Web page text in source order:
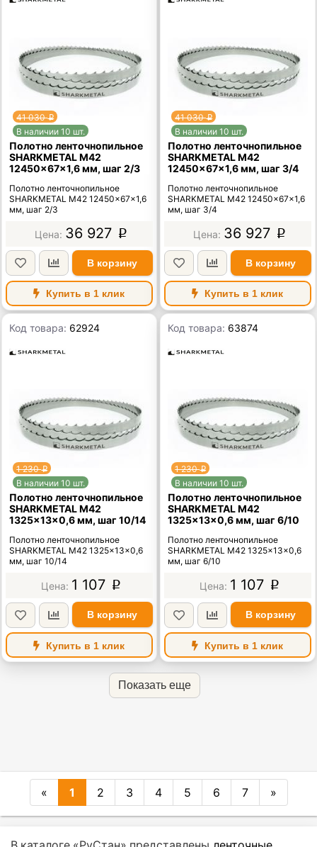
41 030p
В наличии 10 шт.
Полотно ленточнопильное
SHARKMETAL M42
12450×67×1,6 мм, шаг 2/3
Полотно ленточнопильное
SHARKMETAL M42 12450×67×1,6
мм, шаг 2/3
36 927 p
В корзину
Купить в 1 клик
41 030p
В наличии 10 шт.
Полотно ленточнопильное
SHARKMETAL M42
12450×67×1,6 мм, шаг 3/4
Полотно ленточнопильное
SHARKMETAL M42 12450×67×1,6
мм, шаг 3/4
36 927 p
В корзину
Купить в 1 клик
Код товара: 62924
1 230p
В наличии 10 шт.
Полотно ленточнопильное
SHARKMETAL M42
1325×13×0,6 мм, шаг 10/14
Полотно ленточнопильное
SHARKMETAL M42 1325×13×0,6
мм, шаг 10/14
1 107 p
В корзину
Купить в 1 клик
Код товара: 63874
1 230p
В наличии 10 шт.
Полотно ленточнопильное
SHARKMETAL M42
1325×13×0,6 мм, шаг 6/10
Полотно ленточнопильное
SHARKMETAL M42 1325×13×0,6
мм, шаг 6/10
1 107 p
В корзину
Купить в 1 клик
Показать еще
« 1 2 3 4 5 6 7 »